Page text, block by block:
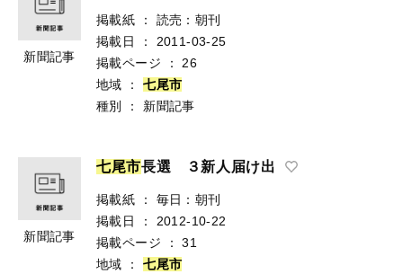
新聞記事
掲載紙 ：
読売：朝刊
掲載日
：
2011-03-25
掲載ページ
：
26
地域
： 七尾市
種別
： 新聞記事
新聞記事
七尾市長選 ３新人届け出
掲載紙 ：
毎日：朝刊
掲載日
：
2012-10-22
掲載ページ
：
31
地域
： 七尾市